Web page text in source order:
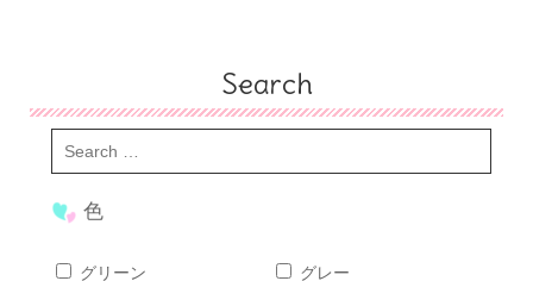
Search
色
グリーン
グレー